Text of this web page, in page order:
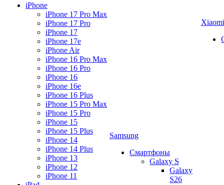
iPhone
iPhone 17 Pro Max
iPhone 17 Pro
iPhone 17
iPhone 17e
iPhone Air
iPhone 16 Pro Max
iPhone 16 Pro
iPhone 16
iPhone 16e
iPhone 16 Plus
iPhone 15 Pro Max
iPhone 15 Pro
iPhone 15
iPhone 15 Plus
iPhone 14
iPhone 14 Plus
iPhone 13
iPhone 12
iPhone 11
Samsung
Смартфоны
Galaxy S
Galaxy
S26
Xiaomi